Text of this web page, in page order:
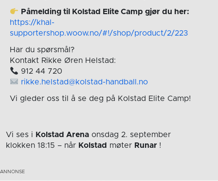
Påmelding til Kolstad Elite Camp gjør du her:
https://khal-
supportershop.woow.no/#!/shop/product/2/223
Har du spørsmål?
Kontakt Rikke Øren Helstad:
912 44 720
rikke.helstad@kolstad-handball.no
Vi gleder oss til å se deg på Kolstad Elite Camp!
Vi ses i Kolstad Arena onsdag 2. september
klokken 18:15 – når Kolstad møter Runar !